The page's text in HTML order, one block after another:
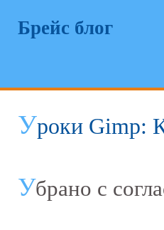
Брейс блог
Уроки Gimp:
Убрано с